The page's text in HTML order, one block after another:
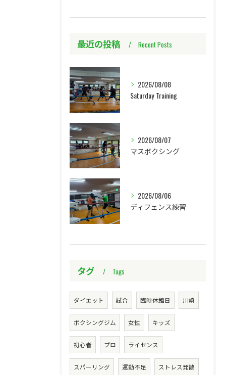
最近の投稿 Recent Posts
2026/08/08
Saturday Training
2026/08/07
マスボクシング
2026/08/06
ディフェンス練習
タグ Tags
ダイエット 試合 臨時休館日 川崎
ボクシングジム 女性 キッズ
初心者 プロ ライセンス
スパーリング 運動不足 ストレス発散